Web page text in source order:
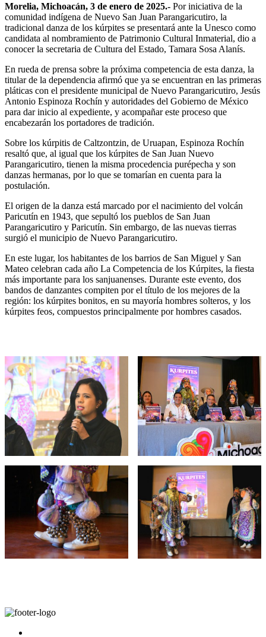
Morelia, Michoacán, 3 de enero de 2025.- Por iniciativa de la
comunidad indígena de Nuevo San Juan Parangaricutiro, la
tradicional danza de los kúrpites se presentará ante la Unesco como
candidata al nombramiento de Patrimonio Cultural Inmaterial, dio a
conocer la secretaria de Cultura del Estado, Tamara Sosa Alanís.
En rueda de prensa sobre la próxima competencia de esta danza, la
titular de la dependencia afirmó que ya se encuentran en las primeras
pláticas con el presidente municipal de Nuevo Parangaricutiro, Jesús
Antonio Espinoza Rochín y autoridades del Gobierno de México
para dar inicio al expediente, y acompañar este proceso que
encabezarán los portadores de tradición.
Sobre los kúrpitis de Caltzontzin, de Uruapan, Espinoza Rochín
resaltó que, al igual que los kúrpites de San Juan Nuevo
Parangaricutiro, tienen la misma procedencia purépecha y son
danzas hermanas, por lo que se tomarían en cuenta para la
postulación.
El origen de la danza está marcado por el nacimiento del volcán
Paricutín en 1943, que sepultó los pueblos de San Juan
Parangaricutiro y Paricutín. Sin embargo, de las nuevas tierras
surgió el municipio de Nuevo Parangaricutiro.
En este lugar, los habitantes de los barrios de San Miguel y San
Mateo celebran cada año La Competencia de los Kúrpites, la fiesta
más importante para los sanjuanenses. Durante este evento, dos
bandos de danzantes compiten por el título de los mejores de la
región: los kúrpites bonitos, en su mayoría hombres solteros, y los
kúrpites feos, compuestos principalmente por hombres casados.